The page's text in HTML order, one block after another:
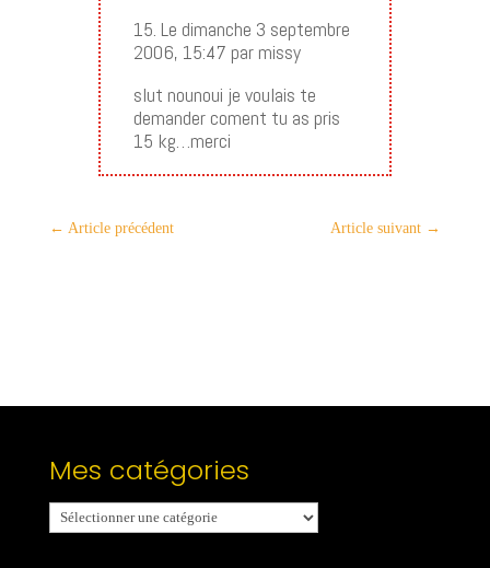
15. Le dimanche 3 septembre
2006, 15:47 par missy
slut nounoui je voulais te
demander coment tu as pris
15 kg…merci
← Article précédent Article suivant →
Mes catégories
Mes
catégories